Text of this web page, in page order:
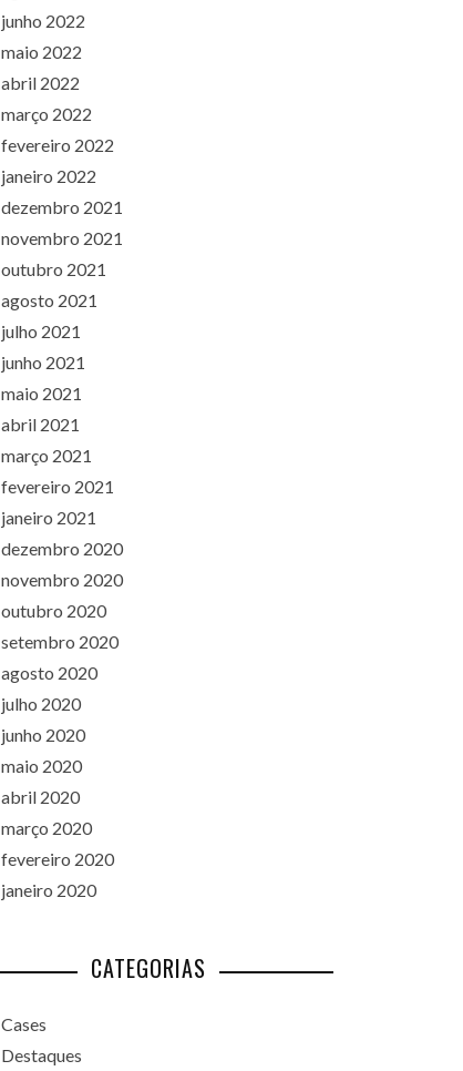
junho 2022
maio 2022
abril 2022
março 2022
fevereiro 2022
janeiro 2022
dezembro 2021
novembro 2021
outubro 2021
agosto 2021
julho 2021
junho 2021
maio 2021
abril 2021
março 2021
fevereiro 2021
janeiro 2021
dezembro 2020
novembro 2020
outubro 2020
setembro 2020
agosto 2020
julho 2020
junho 2020
maio 2020
abril 2020
março 2020
fevereiro 2020
janeiro 2020
CATEGORIAS
Cases
Destaques